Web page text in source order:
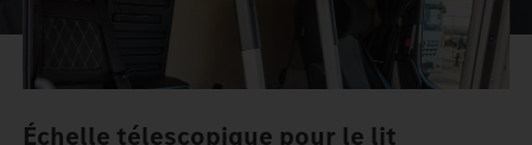
Échelle télescopique pour le lit